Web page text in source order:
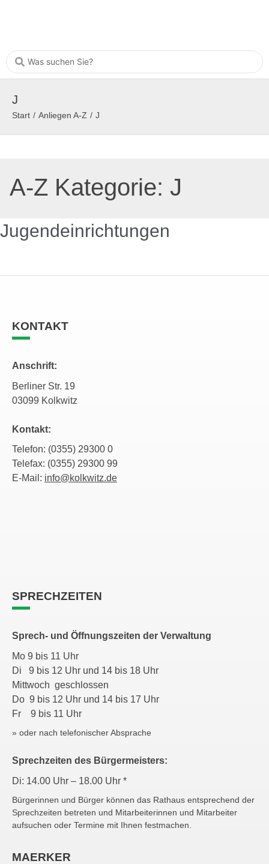
J
Start / Anliegen A-Z / J
A-Z Kategorie: J
Jugendeinrichtungen
KONTAKT
Anschrift:
Berliner Str. 19
03099 Kolkwitz
Kontakt:
Telefon: (0355) 29300 0
Telefax: (0355) 29300 99
E-Mail: info@kolkwitz.de
SPRECHZEITEN
Sprech- und Öffnungszeiten der Verwaltung
Mo 9 bis 11 Uhr
Di 9 bis 12 Uhr und 14 bis 18 Uhr
Mittwoch geschlossen
Do 9 bis 12 Uhr und 14 bis 17 Uhr
Fr 9 bis 11 Uhr
» oder nach telefonischer Absprache
Sprechzeiten des Bürgermeisters:
Di: 14.00 Uhr – 18.00 Uhr *
Bürgerinnen und Bürger können das Rathaus entsprechend der
Sprechzeiten betreten und Mitarbeiterinnen und Mitarbeiter
aufsuchen oder Termine mit Ihnen festmachen.
MAERKER